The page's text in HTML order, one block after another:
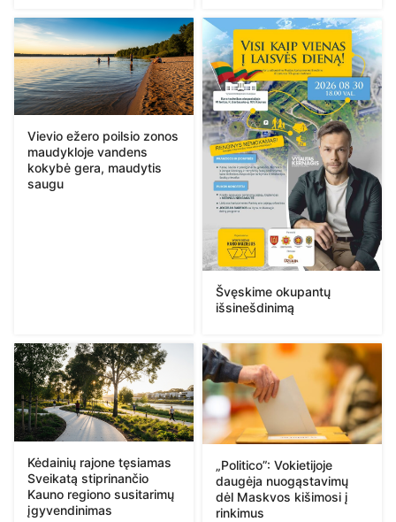
Vievio ežero poilsio zonos
maudykloje vandens
kokybė gera, maudytis
saugu
Švęskime okupantų
išsinešdinimą
Kėdainių rajone tęsiamas
Sveikatą stiprinančio
Kauno regiono susitarimų
įgyvendinimas
„Politico”: Vokietijoje
daugėja nuogąstavimų
dėl Maskvos kišimosi į
rinkimus